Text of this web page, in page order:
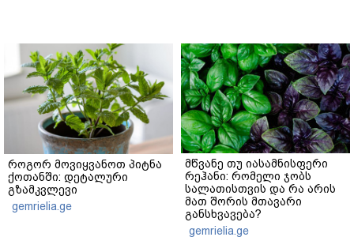
როგორ მოვიყვანოთ პიტნა
ქოთანში: დეტალური
გზამკვლევი
gemrielia.ge
მწვანე თუ იასამნისფერი
რეჰანი: რომელი ჯობს
სალათისთვის და რა არის
მათ შორის მთავარი
განსხვავება?
gemrielia.ge